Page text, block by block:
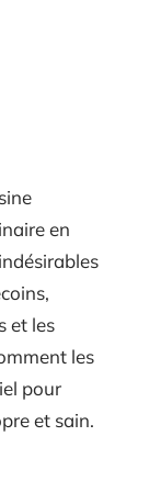
en
et les
les
pour
et sain.